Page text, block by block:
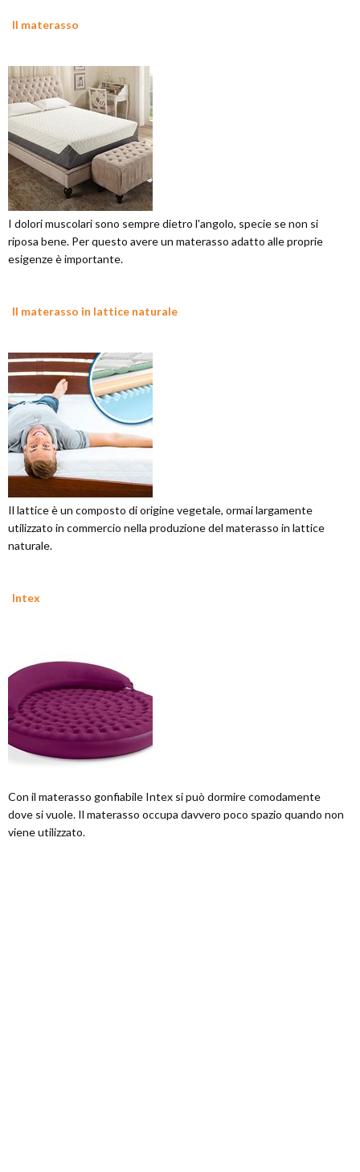
Il materasso
I dolori muscolari sono sempre dietro l'angolo, specie se non si
riposa bene. Per questo avere un materasso adatto alle proprie
esigenze è importante.
Il materasso in lattice naturale
Il lattice è un composto di origine vegetale, ormai largamente
utilizzato in commercio nella produzione del materasso in lattice
naturale.
Intex
Con il materasso gonfiabile Intex si può dormire comodamente
dove si vuole. Il materasso occupa davvero poco spazio quando non
viene utilizzato.